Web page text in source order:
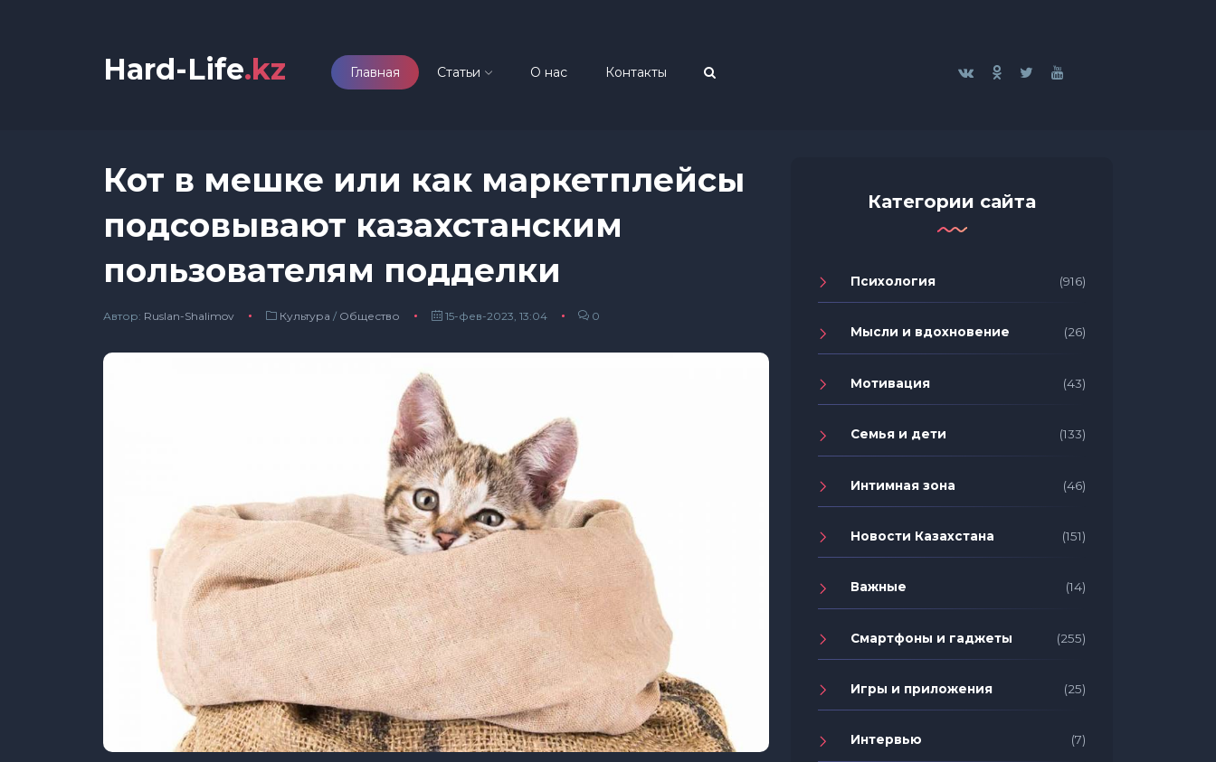
Hard-Life.kz Главная Статьи О нас Контакты
Кот в мешке или как маркетплейсы
подсовывают казахстанским
пользователям подделки
Автор: Ruslan-Shalimov Культура / Общество 15-фев-2023, 13:04 0
Категории сайта
Психология (916)
Мысли и вдохновение (26)
Мотивация (43)
Семья и дети (133)
Интимная зона (46)
Новости Казахстана (151)
Важные (14)
Смартфоны и гаджеты (255)
Игры и приложения (25)
Интервью (7)